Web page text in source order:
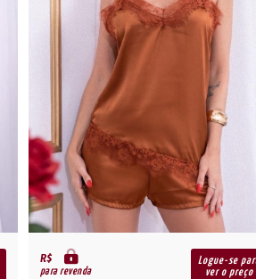
R$
para revenda
Logue-se
ver o preço